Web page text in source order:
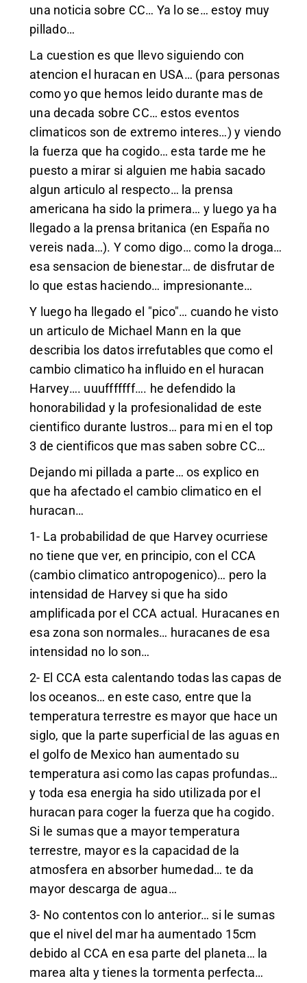
una noticia sobre CC… Ya lo se… estoy muy
pillado…
La cuestion es que llevo siguiendo con
atencion el huracan en USA… (para personas
como yo que hemos leido durante mas de
una decada sobre CC… estos eventos
climaticos son de extremo interes…) y viendo
la fuerza que ha cogido… esta tarde me he
puesto a mirar si alguien me habia sacado
algun articulo al respecto… la prensa
americana ha sido la primera… y luego ya ha
llegado a la prensa britanica (en España no
vereis nada…). Y como digo… como la droga…
esa sensacion de bienestar… de disfrutar de
lo que estas haciendo… impresionante…
Y luego ha llegado el "pico"… cuando he visto
un articulo de Michael Mann en la que
describia los datos irrefutables que como el
cambio climatico ha influido en el huracan
Harvey…. uuufffffff…. he defendido la
honorabilidad y la profesionalidad de este
cientifico durante lustros… para mi en el top
3 de cientificos que mas saben sobre CC…
Dejando mi pillada a parte… os explico en
que ha afectado el cambio climatico en el
huracan…
1- La probabilidad de que Harvey ocurriese
no tiene que ver, en principio, con el CCA
(cambio climatico antropogenico)… pero la
intensidad de Harvey si que ha sido
amplificada por el CCA actual. Huracanes en
esa zona son normales… huracanes de esa
intensidad no lo son…
2- El CCA esta calentando todas las capas de
los oceanos… en este caso, entre que la
temperatura terrestre es mayor que hace un
siglo, que la parte superficial de las aguas en
el golfo de Mexico han aumentado su
temperatura asi como las capas profundas…
y toda esa energia ha sido utilizada por el
huracan para coger la fuerza que ha cogido.
Si le sumas que a mayor temperatura
terrestre, mayor es la capacidad de la
atmosfera en absorber humedad… te da
mayor descarga de agua…
3- No contentos con lo anterior… si le sumas
que el nivel del mar ha aumentado 15cm
debido al CCA en esa parte del planeta… la
marea alta y tienes la tormenta perfecta…